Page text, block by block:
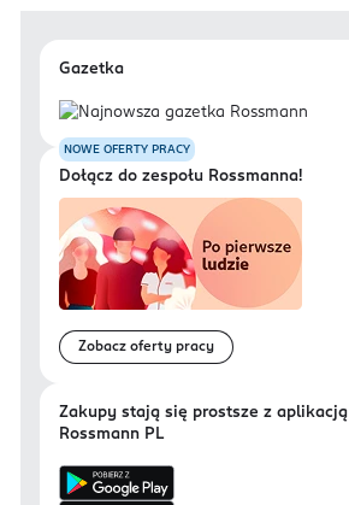
Gazetka
NOWE OFERTY PRACY
Dołącz do zespołu Rossmanna!
Zobacz oferty pracy
Zakupy stają się prostsze z aplikacją
Rossmann PL